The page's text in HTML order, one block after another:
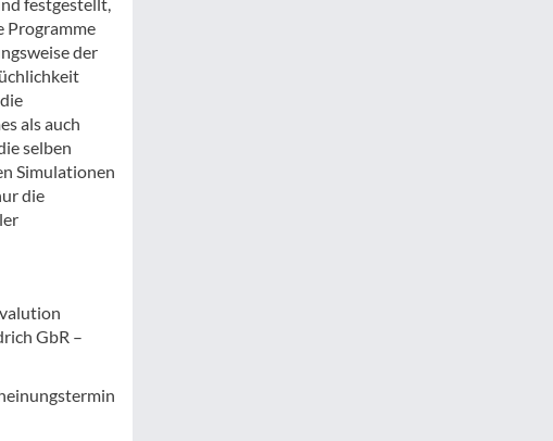
Programme
der
als auch
selben
Simulationen
die
GbR –